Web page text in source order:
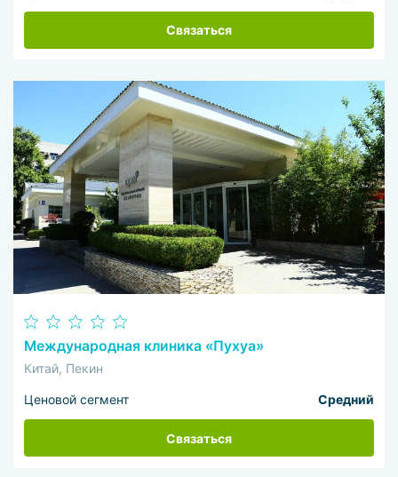
Связаться
Международная клиника «Пухуа»
Китай, Пекин
Ценовой сегмент Средний
Связаться